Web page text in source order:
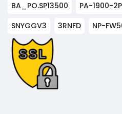
BA_PO.SP13500 PA-1900-
SNYGGV3
3RNFD NP-